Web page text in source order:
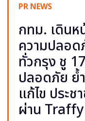
PR NEWS
กทม. เดินห
ความปลอด
ทั่วกรุง ชู
ปลอดภัย ย้
แก้ไข ประช
ผ่าน